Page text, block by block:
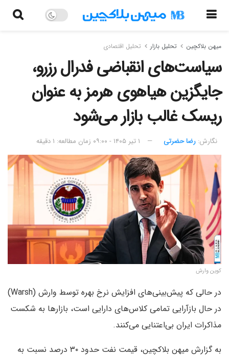
میهن بلاکچین تحلیل بازار تحلیل اقتصادی
سیاست‌های انقباضی فدرال رزرو،
جایگزین هیاهوی هرمز به عنوان
ریسک غالب بازار می‌شود
نگارش:‌ رضا حضرتی ۱ تیر ۱۴۰۵ - ۰۹:۰۰ زمان مطالعه: ۱ دقیقه
کوین وارش
در حالی که پیش‌بینی‌های افزایش نرخ بهره توسط وارش (Warsh)
در حال بازآرایی تمامی کلاس‌های دارایی است، بازارها به شکست
مذاکرات ایران بی‌اعتنایی می‌کنند.
به گزارش میهن بلاکچین، قیمت نفت حدود ۳۰ درصد نسبت به